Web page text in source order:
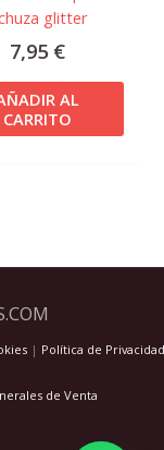
glitter
7,95 €
AL
CARRITO
| Política de Privacidad
de Venta